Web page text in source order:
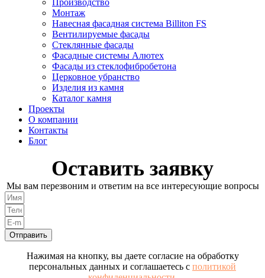
Производство
Монтаж
Навесная фасадная система Billiton FS
Вентилируемые фасады
Стеклянные фасады
Фасадные системы Алютех
Фасады из стеклофибробетона
Церковное убранство
Изделия из камня
Каталог камня
Проекты
О компании
Контакты
Блог
Оставить заявку
Мы вам перезвоним и ответим на все интересующие вопросы
Отправить
Нажимая на кнопку, вы даете согласие на обработку
персональных данных и соглашаетесь с политикой